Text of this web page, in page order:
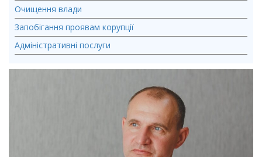
Очищення влади
Запобігання проявам корупції
Адміністративні послуги